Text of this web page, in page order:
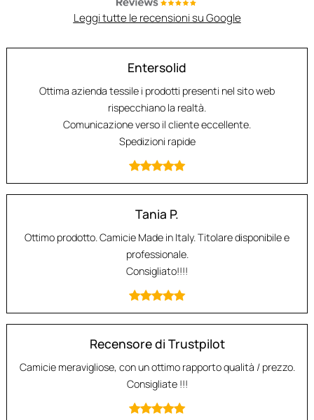
Leggi tutte le recensioni su Google
Entersolid
Ottima azienda tessile i prodotti presenti nel sito web
rispecchiano la realtà.
Comunicazione verso il cliente eccellente.
Spedizioni rapide
Tania P.
Ottimo prodotto. Camicie Made in Italy. Titolare disponibile e
professionale.
Consigliato!!!!
Recensore di Trustpilot
Camicie meravigliose, con un ottimo rapporto qualità / prezzo.
Consigliate !!!